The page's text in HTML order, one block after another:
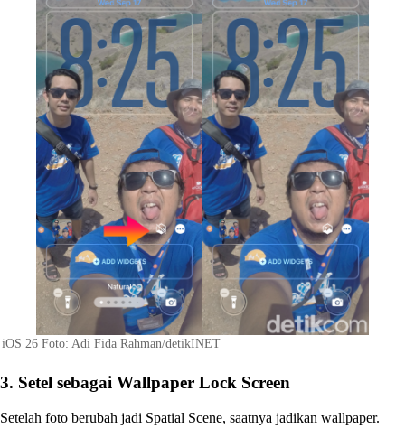
iOS 26 Foto: Adi Fida Rahman/detikINET
3. Setel sebagai Wallpaper Lock Screen
Setelah foto berubah jadi Spatial Scene, saatnya jadikan wallpaper.